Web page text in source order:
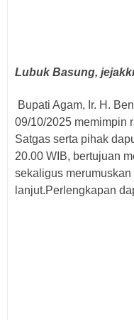
Lubuk Basung,
Bupati Agam, Ir. H.
09/10/2025 memimpin
Satgas serta pihak
20.00 WIB, bertujuan
sekaligus
lanjut.Perlengkapan